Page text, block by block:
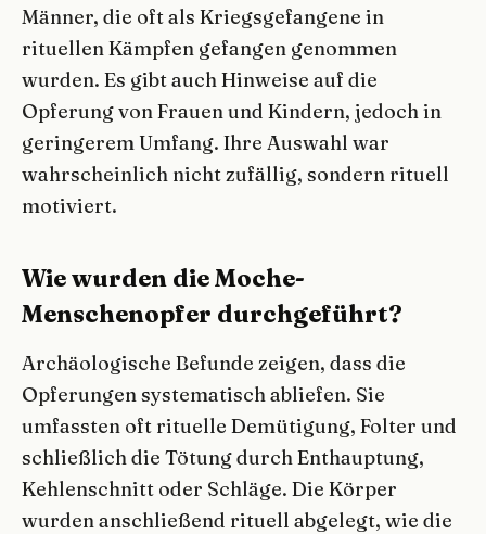
Männer, die oft als Kriegsgefangene in
rituellen Kämpfen gefangen genommen
wurden. Es gibt auch Hinweise auf die
Opferung von Frauen und Kindern, jedoch in
geringerem Umfang. Ihre Auswahl war
wahrscheinlich nicht zufällig, sondern rituell
motiviert.
Wie wurden die Moche-
Menschenopfer durchgeführt?
Archäologische Befunde zeigen, dass die
Opferungen systematisch abliefen. Sie
umfassten oft rituelle Demütigung, Folter und
schließlich die Tötung durch Enthauptung,
Kehlenschnitt oder Schläge. Die Körper
wurden anschließend rituell abgelegt, wie die